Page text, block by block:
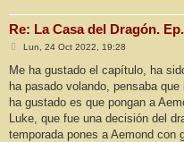
Re: La Casa del Dragón.
M
n
a
j
Lun, 24 Oct 2022, 19:28
Me ha gustado el capítulo, ha
ha pasado volando, pensaba
ha gustado es que pongan a
Luke, que fue una decisión del
temporada pones a Aemond con